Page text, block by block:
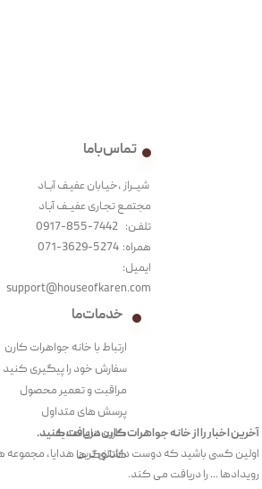
آخرین اخبار را از خانه جواهرات کارن دریافت کنید.
اولین کسی باشید که دوست داشتنی ترین هدایا، مجموعه
رویدادها ... را دریافت می کند.
تماس با ما
شیــراز ،خیـابان عفیـف آبــاد
مجتمـع تجـاری عفیــف آبـاد‌
تلفـن: 7442-855-0917
همراه: 5274-3629-071
ایمیل:
support@houseofkaren.com
خدمات ما
ارتباط با خانه جواهرات کارن
سفارش خود را پیگیری کنید
مراقبت و تعمیر محصول
پرسش های متداول
کارت های هدیه
کاتالوگ ها